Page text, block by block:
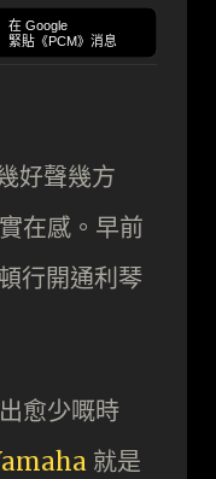
在 Google
緊貼《PCM》消息
好聲幾方
在感。早前
行開通利琴
愈少嘅時
就是